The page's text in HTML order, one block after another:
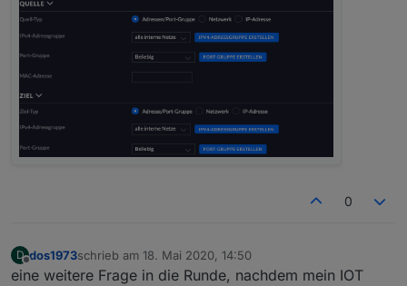
0
D dos1973schrieb am 18. Mai 2020, 14:50
zuletzt editiert von
eine weitere Frage in die Runde, nachdem mein IOT